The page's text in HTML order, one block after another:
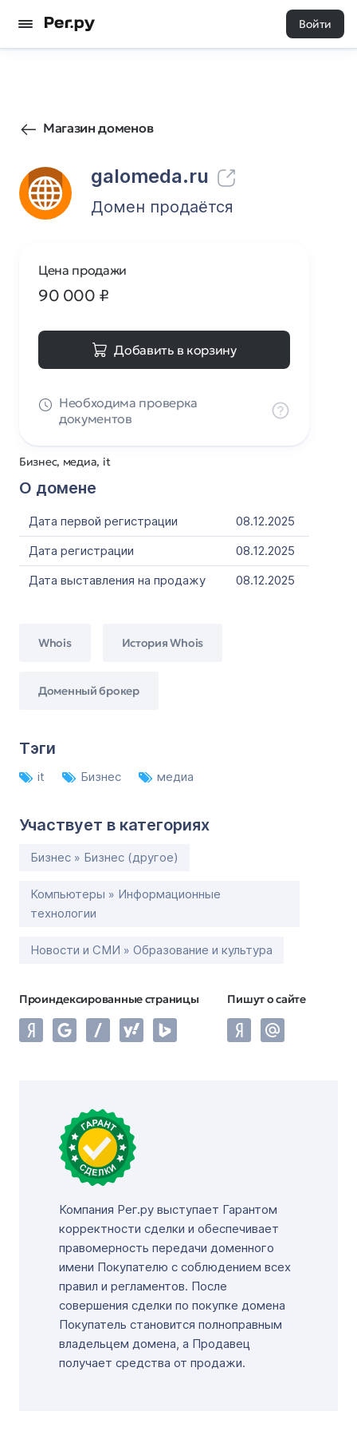
Войти
Магазин доменов
galomeda.ru
0 0
Домен продаётся
Бизнес, медиа, it
О домене
Дата первой регистрации
08.12.2025
Дата регистрации
08.12.2025
Дата выставления на продажу
08.12.2025
Whois История Whois
Доменный брокер
Тэги
it Бизнес медиа
Участвует в категориях
Бизнес » Бизнес (другое)
Компьютеры » Информационные
технологии
Новости и СМИ » Образование и культура
Проиндексированные страницы Пишут о сайте
Цена продажи
90 000 ₽
Добавить в корзину
Необходима проверка
документов
Компания Рег.ру выступает Гарантом
корректности сделки и обеспечивает
правомерность передачи доменного
имени Покупателю с соблюдением всех
правил и регламентов. После
совершения сделки по покупке домена
Покупатель становится полноправным
владельцем домена, а Продавец
получает средства от продажи.